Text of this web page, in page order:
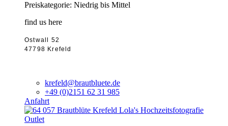
Preiskategorie: Niedrig bis Mittel
find us here
Ostwall 52
47798 Krefeld
krefeld@brautbluete.de
+49 (0)2151 62 31 985
Anfahrt
Outlet